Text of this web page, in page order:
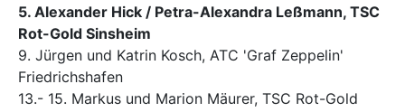
5. Alexander Hick / Petra-Alexandra Leßmann, TSC
Rot-Gold Sinsheim
9. Jürgen und Katrin Kosch, ATC 'Graf Zeppelin'
Friedrichshafen
13.- 15. Markus und Marion Mäurer, TSC Rot-Gold